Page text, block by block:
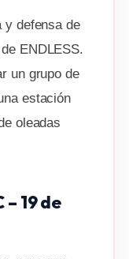
y defensa de
ENDLESS.
un grupo de
estación
oleadas
19 de